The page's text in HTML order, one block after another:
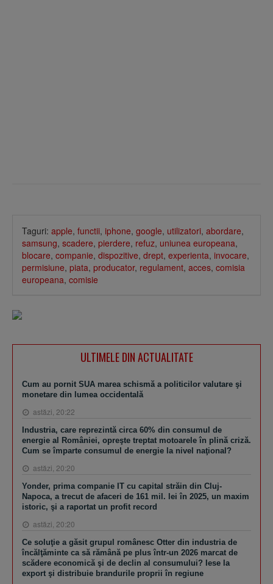
Taguri: apple, functii, iphone, google, utilizatori, abordare,
samsung, scadere, pierdere, refuz, uniunea europeana,
blocare, companie, dispozitive, drept, experienta, invocare,
permisiune, piata, producator, regulament, acces, comisia
europeana, comisie
ULTIMELE DIN ACTUALITATE
Cum au pornit SUA marea schismă a politicilor valutare şi
monetare din lumea occidentală
astăzi, 20:22
Industria, care reprezintă circa 60% din consumul de
energie al României, opreşte treptat motoarele în plină criză.
Cum se împarte consumul de energie la nivel naţional?
astăzi, 20:20
Yonder, prima companie IT cu capital străin din Cluj-
Napoca, a trecut de afaceri de 161 mil. lei în 2025, un maxim
istoric, şi a raportat un profit record
astăzi, 20:20
Ce soluţie a găsit grupul românesc Otter din industria de
încălţăminte ca să rămână pe plus într-un 2026 marcat de
scădere economică şi de declin al consumului? Iese la
export şi distribuie brandurile proprii în regiune